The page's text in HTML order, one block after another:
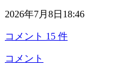
2026年7月8日18:46
コメント 15 件
コメント